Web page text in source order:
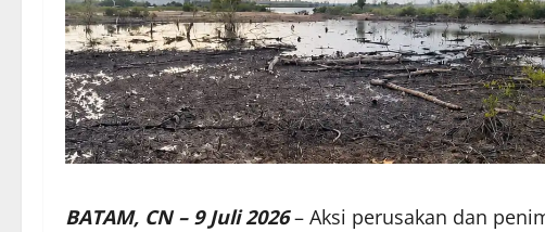
BATAM, CN – 9 Juli 2026– Aksi perusakan dan